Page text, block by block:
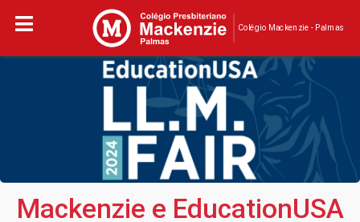
Colégio Mackenzie - Palmas
Mackenzie e EducationUSA